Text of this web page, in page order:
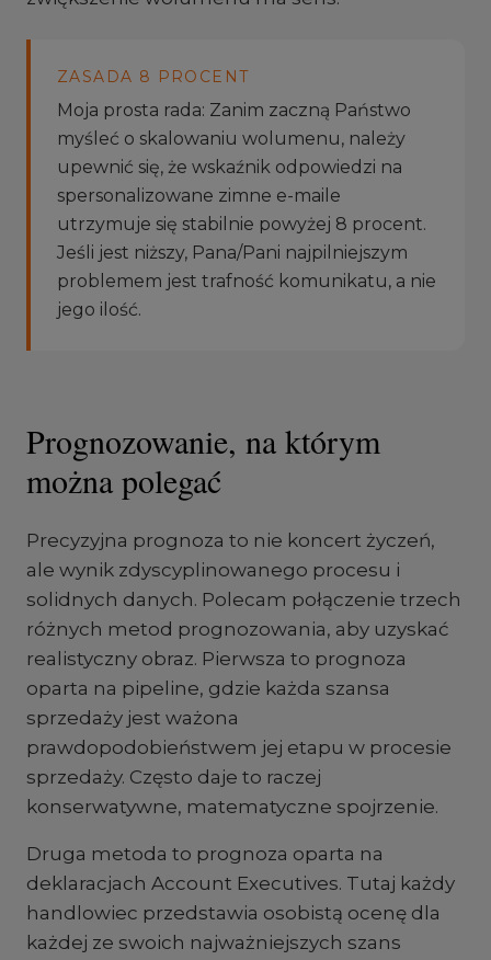
ZASADA 8 PROCENT
Moja prosta rada: Zanim zaczną Państwo
myśleć o skalowaniu wolumenu, należy
upewnić się, że wskaźnik odpowiedzi na
spersonalizowane zimne e-maile
utrzymuje się stabilnie powyżej 8 procent.
Jeśli jest niższy, Pana/Pani najpilniejszym
problemem jest trafność komunikatu, a nie
jego ilość.
Prognozowanie, na którym
można polegać
Precyzyjna prognoza to nie koncert życzeń,
ale wynik zdyscyplinowanego procesu i
solidnych danych. Polecam połączenie trzech
różnych metod prognozowania, aby uzyskać
realistyczny obraz. Pierwsza to prognoza
oparta na pipeline, gdzie każda szansa
sprzedaży jest ważona
prawdopodobieństwem jej etapu w procesie
sprzedaży. Często daje to raczej
konserwatywne, matematyczne spojrzenie.
Druga metoda to prognoza oparta na
deklaracjach Account Executives. Tutaj każdy
handlowiec przedstawia osobistą ocenę dla
każdej ze swoich najważniejszych szans